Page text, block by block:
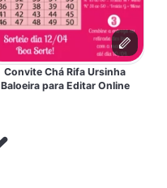
Convite Chá Rifa Ursinha
Baloeira para Editar Online